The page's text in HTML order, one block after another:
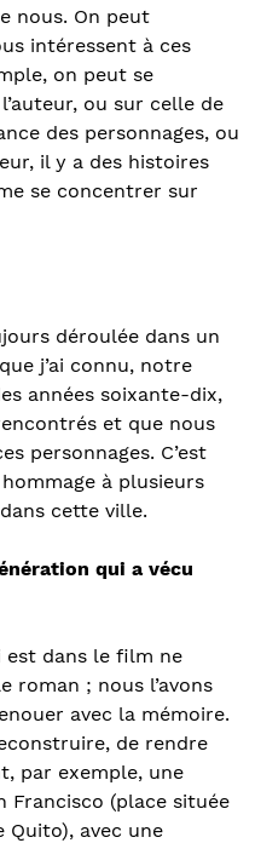
nous. On peut
intéressent à ces
on peut se
ou sur celle de
des personnages, ou
il y a des histoires
se concentrer sur
déroulée dans un
j’ai connu, notre
années soixante-dix,
et que nous
personnages. C’est
à plusieurs
cette ville.
qui a vécu
est dans le film ne
roman ; nous l’avons
avec la mémoire.
de rendre
par exemple, une
Francisco (place située
avec une